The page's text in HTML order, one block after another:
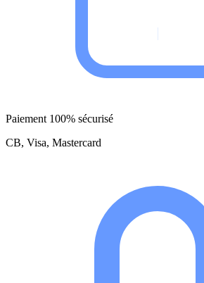
Paiement 100% sécurisé
CB, Visa, Mastercard